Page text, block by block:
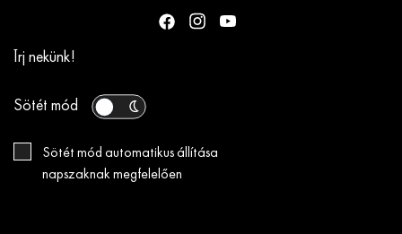
Írj nekünk!
Sötét mód
Sötét mód automatikus állítása
napszaknak megfelelően